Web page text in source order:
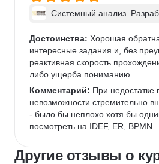
Системный анализ.
нты - в группе
Достоинства: Хорошая
интересные задания и, без
реактивная скорость
либо ущерба пониманию.
Комментарий: При недостатке
невозможности стремительно
- было бы неплохо хотя бы
посмотреть на IDEF, ER, BPMN.
Другие отзывы о